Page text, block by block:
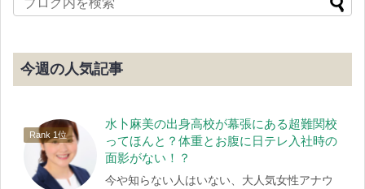
今週の人気記事
水卜麻美の出身高校が幕張にある超難関校
ってほんと？体重とお腹に日テレ入社時の
面影がない！？
今や知らない人はいない、大人気女性アナウ